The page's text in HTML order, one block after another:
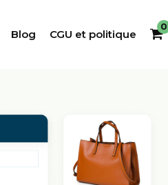
Blog CGU et politique
0